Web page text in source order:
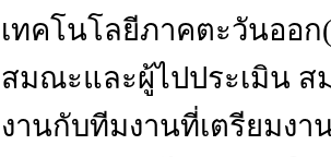
เทคโนโลยีภาคตะวันออก
สมณะและผู้ไปประเมิน ส
งานกับทีมงานที่เตรียมงา